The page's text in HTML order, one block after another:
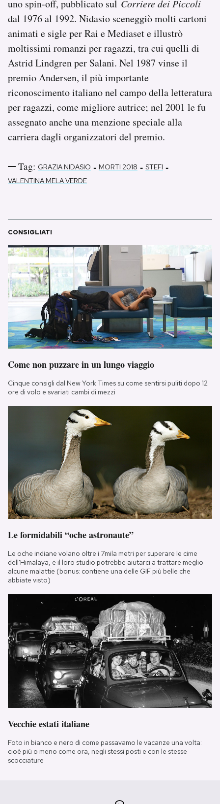
uno spin-off, pubblicato sul Corriere dei Piccoli
dal 1976 al 1992. Nidasio sceneggiò molti cartoni
animati e sigle per Rai e Mediaset e illustrò
moltissimi romanzi per ragazzi, tra cui quelli di
Astrid Lindgren per Salani. Nel 1987 vinse il
premio Andersen, il più importante
riconoscimento italiano nel campo della letteratura
per ragazzi, come migliore autrice; nel 2001 le fu
assegnato anche una menzione speciale alla
carriera dagli organizzatori del premio.
Tag: GRAZIA NIDASIO - MORTI 2018 - STEFI -
VALENTINA MELA VERDE
CONSIGLIATI
Come non puzzare in un lungo viaggio
Cinque consigli dal New York Times su come sentirsi puliti dopo 12
ore di volo e svariati cambi di mezzi
Le formidabili “oche astronaute”
Le oche indiane volano oltre i 7mila metri per superare le cime
dell'Himalaya, e il loro studio potrebbe aiutarci a trattare meglio
alcune malattie (bonus: contiene una delle GIF più belle che
abbiate visto)
Vecchie estati italiane
Foto in bianco e nero di come passavamo le vacanze una volta:
cioè più o meno come ora, negli stessi posti e con le stesse
scocciature